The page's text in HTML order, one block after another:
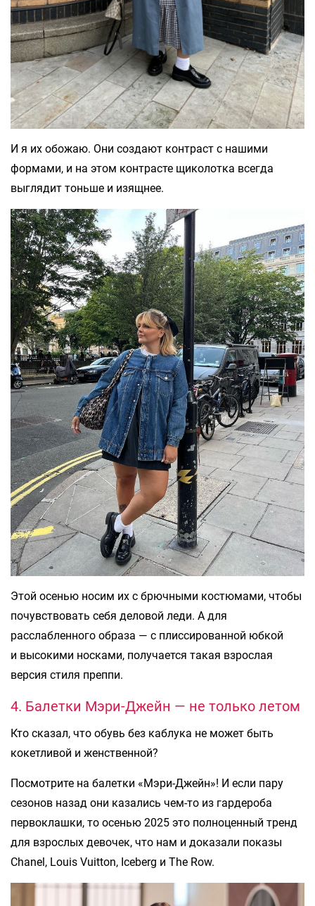
И я их обожаю. Они создают контраст с нашими
формами, и на этом контрасте щиколотка всегда
выглядит тоньше и изящнее.
Этой осенью носим их с брючными костюмами, чтобы
почувствовать себя деловой леди. А для
расслабленного образа — с плиссированной юбкой
и высокими носками, получается такая взрослая
версия стиля преппи.
4. Балетки Мэри-Джейн — не только летом
Кто сказал, что обувь без каблука не может быть
кокетливой и женственной?
Посмотрите на балетки «Мэри-Джейн»! И если пару
сезонов назад они казались чем-то из гардероба
первоклашки, то осенью 2025 это полноценный тренд
для взрослых девочек, что нам и доказали показы
Chanel, Louis Vuitton, Iceberg и The Row.